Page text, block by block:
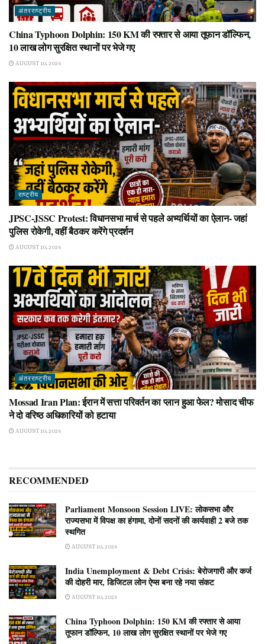
अंतरराष्ट्रीय
China Typhoon Dolphin: 150 KM की रफ्तार से आया तूफान डॉल्फिन,
10 लाख लोग सुरक्षित स्थानों पर भेजे गए
AUGUST 10, 2026
राष्ट्रीय
JPSC-JSSC Protest: विधानसभा मार्च से पहले अभ्यर्थियों का ऐलान- जहां
पुलिस रोकेगी, वहीं बैठकर करेंगे प्रदर्शन
AUGUST 10, 2026
अंतरराष्ट्रीय
Mossad Iran Plan: ईरान में सत्ता परिवर्तन का प्लान हुआ फेल? मोसाद चीफ
ने दो वरिष्ठ अधिकारियों को हटाया
AUGUST 10, 2026
RECOMMENDED
Parliament Monsoon Session LIVE: लोकसभा और
राज्यसभा में विपक्ष का हंगामा, दोनों सदनों की कार्यवाही 2 बजे तक
स्थगित
AUGUST 10, 2026
India Unemployment & Debt Crisis: बेरोजगारी और कर्ज
की दोहरी मार, डिजिटल लोन ऐप्स बना रहे नया संकट
AUGUST 10, 2026
China Typhoon Dolphin: 150 KM की रफ्तार से आया
तूफान डॉल्फिन, 10 लाख लोग सुरक्षित स्थानों पर भेजे गए